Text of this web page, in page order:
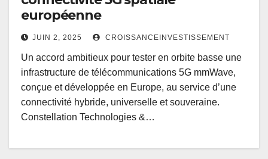
européenne
JUIN 2, 2025 CROISSANCEINVESTISSEMENT
Un accord ambitieux pour tester en orbite basse une
infrastructure de télécommunications 5G mmWave,
conçue et développée en Europe, au service d’une
connectivité hybride, universelle et souveraine.
Constellation Technologies &…